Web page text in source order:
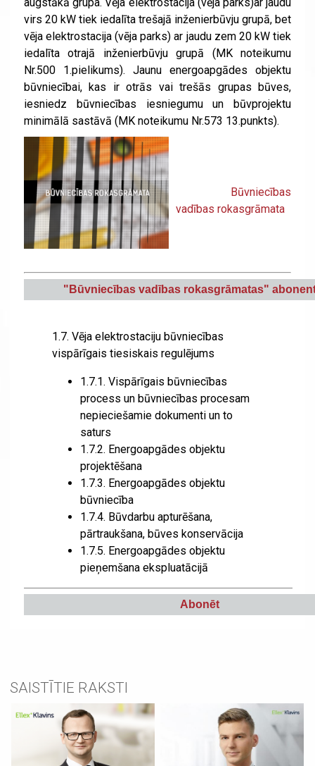
augstākā grupa. Vēja elektrostacija (vēja parks)ar jaudu
virs 20 kW tiek iedalīta trešajā inženierbūvju grupā, bet
vēja elektrostacija (vēja parks) ar jaudu zem 20 kW tiek
iedalīta otrajā inženierbūvju grupā (MK noteikumu
Nr.500 1.pielikums). Jaunu energoapgādes objektu
būvniecībai, kas ir otrās vai trešās grupas būves,
iesniedz būvniecības iesniegumu un būvprojektu
minimālā sastāvā (MK noteikumu Nr.573 13.punkts).
Būvniecības
vadības rokasgrāmata
" Būvniecības vadības rokasgrāmatas"
1.7. Vēja elektrostaciju būvniecības
vispārīgais tiesiskais regulējums
1.7.1. Vispārīgais būvniecības
process un būvniecības procesam
nepieciešamie dokumenti un to
saturs
1.7.2. Energoapgādes objektu
projektēšana
1.7.3. Energoapgādes objektu
būvniecība
1.7.4. Būvdarbu apturēšana,
pārtraukšana, būves konservācija
1.7.5. Energoapgādes objektu
pieņemšana ekspluatācijā
Abonēt
SAISTĪTIE RAKSTI